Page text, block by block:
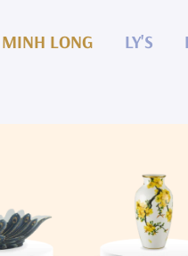
MINH LONG LY'S